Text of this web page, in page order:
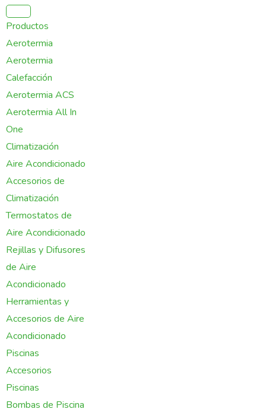
contenido
Productos
Aerotermia
Aerotermia
Calefacción
Aerotermia ACS
Aerotermia All In
One
Climatización
Aire Acondicionado
Accesorios de
Climatización
Termostatos de
Aire Acondicionado
Rejillas y Difusores
de Aire
Acondicionado
Herramientas y
Accesorios de Aire
Acondicionado
Piscinas
Accesorios
Piscinas
Bombas de Piscina